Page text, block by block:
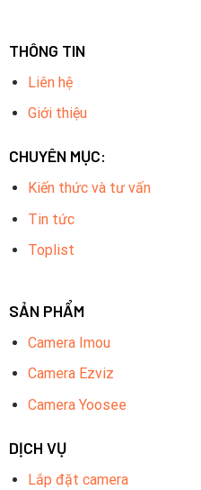
THÔNG TIN
Liên hệ
Giới thiệu
CHUYÊN MỤC:
Kiến thức và tư vấn
Tin tức
Toplist
SẢN PHẨM
Camera Imou
Camera Ezviz
Camera Yoosee
DỊCH VỤ
Lắp đặt camera